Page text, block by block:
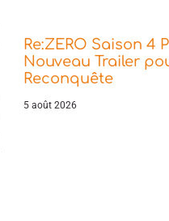
Re:ZERO Saison 4
Nouveau Trailer
Reconquête
5 août 2026